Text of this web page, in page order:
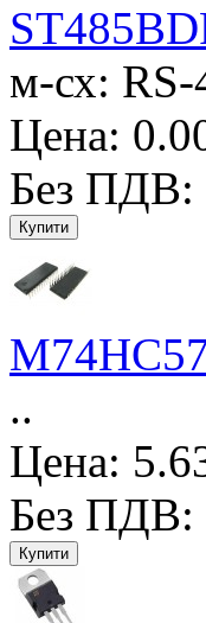
м-сх: RS-
Цена:
Без ПДВ:
..
Цена:
Без ПДВ: